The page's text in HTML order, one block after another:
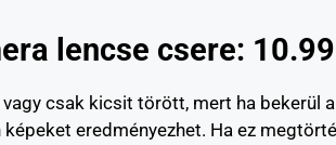
lencse csere:
csak kicsit törött, mert ha bekerül
eredményezhet. Ha ez